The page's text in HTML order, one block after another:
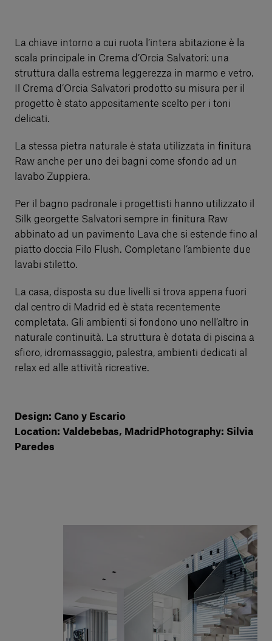
La chiave intorno a cui ruota l’intera abitazione è la
scala principale in Crema d’Orcia Salvatori: una
struttura dalla estrema leggerezza in marmo e vetro.
Il Crema d’Orcia Salvatori prodotto su misura per il
progetto è stato appositamente scelto per i toni
delicati.
La stessa pietra naturale è stata utilizzata in finitura
Raw anche per uno dei bagni come sfondo ad un
lavabo Zuppiera.
Per il bagno padronale i progettisti hanno utilizzato il
Silk georgette Salvatori sempre in finitura Raw
abbinato ad un pavimento Lava che si estende fino al
piatto doccia Filo Flush. Completano l’ambiente due
lavabi stiletto.
La casa, disposta su due livelli si trova appena fuori
dal centro di Madrid ed è stata recentemente
completata. Gli ambienti si fondono uno nell’altro in
naturale continuità. La struttura è dotata di piscina a
sfioro, idromassaggio, palestra, ambienti dedicati al
relax ed alle attività ricreative.
Design: Cano y Escario
Location: Valdebebas, MadridPhotography: Silvia
Paredes